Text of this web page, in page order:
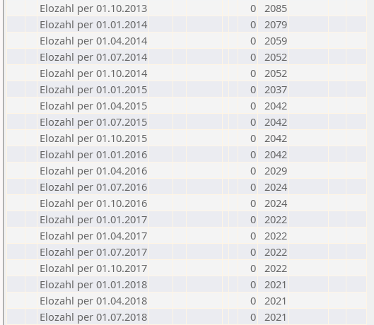
Elozahl per 01.10.2013
0 2085
Elozahl per 01.01.2014
0 2079
Elozahl per 01.04.2014
0 2059
Elozahl per 01.07.2014
0 2052
Elozahl per 01.10.2014
0 2052
Elozahl per 01.01.2015
0 2037
Elozahl per 01.04.2015
0 2042
Elozahl per 01.07.2015
0 2042
Elozahl per 01.10.2015
0 2042
Elozahl per 01.01.2016
0 2042
Elozahl per 01.04.2016
0 2029
Elozahl per 01.07.2016
0 2024
Elozahl per 01.10.2016
0 2024
Elozahl per 01.01.2017
0 2022
Elozahl per 01.04.2017
0 2022
Elozahl per 01.07.2017
0 2022
Elozahl per 01.10.2017
0 2022
Elozahl per 01.01.2018
0 2021
Elozahl per 01.04.2018
0 2021
Elozahl per 01.07.2018
0 2021